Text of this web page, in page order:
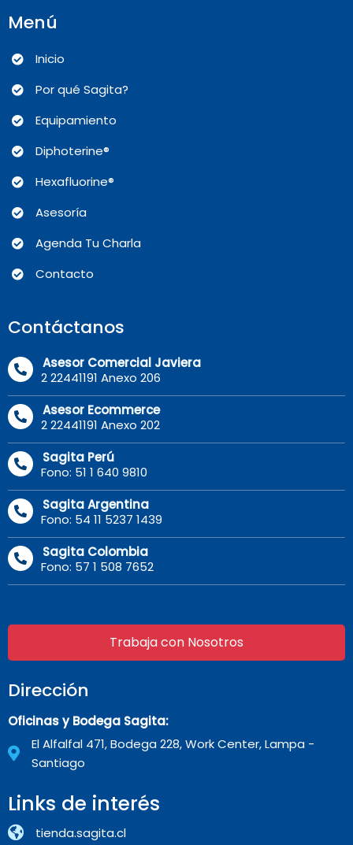
Menú
Inicio
Por qué Sagita?
Equipamiento
Diphoterine®
Hexafluorine®
Asesoría
Agenda Tu Charla
Contacto
Contáctanos
Asesor Comercial Javiera
2 22441191 Anexo 206
Asesor Ecommerce
2 22441191 Anexo 202
Sagita Perú
Fono: 51 1 640 9810
Sagita Argentina
Fono: 54 11 5237 1439
Sagita Colombia
Fono: 57 1 508 7652
Trabaja con Nosotros
Dirección
Oficinas y Bodega Sagita:
El Alfalfal 471, Bodega 228, Work Center, Lampa -
Santiago
Links de interés
tienda.sagita.cl